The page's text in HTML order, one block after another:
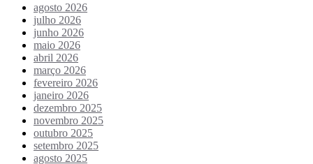
agosto 2026
julho 2026
junho 2026
maio 2026
abril 2026
março 2026
fevereiro 2026
janeiro 2026
dezembro 2025
novembro 2025
outubro 2025
setembro 2025
agosto 2025